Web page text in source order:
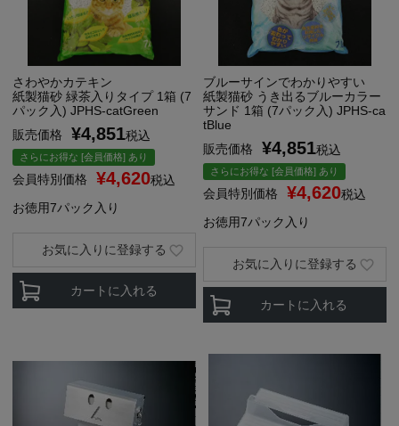
さわやかカテキン
紙製猫砂 緑茶入りタイプ 1箱 (7
パック入) JPHS-catGreen
販売価格
¥4,851税込
さらにお得な [会員価格] あり
会員特別価格 ¥4,620税込
お徳用7パック入り
カートに入れる
お気に入りに登録する
ブルーサインでわかりやすい
紙製猫砂 うき出るブルーカラー
サンド 1箱 (7パック入) JPHS-ca
tBlue
販売価格
¥4,851税込
さらにお得な [会員価格] あり
会員特別価格 ¥4,620税込
お徳用7パック入り
カートに入れる
お気に入りに登録する